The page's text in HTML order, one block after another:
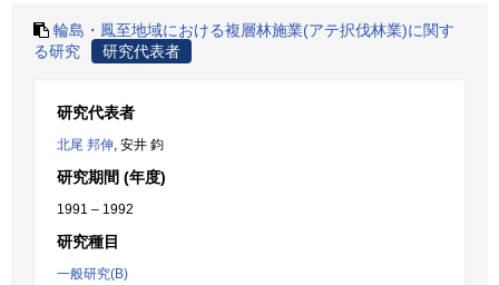
輪島・鳳至地域における複層林施業(アテ択伐林業)に関す
る研究
研究代表者
研究代表者
北尾 邦伸, 安井 鈞
研究期間 (年度)
1991 – 1992
研究種目
一般研究(B)